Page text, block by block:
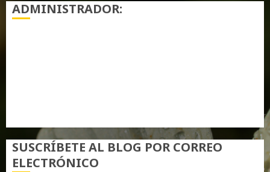
ADMINISTRADOR:
SUSCRÍBETE AL BLOG POR CORREO
ELECTRÓNICO